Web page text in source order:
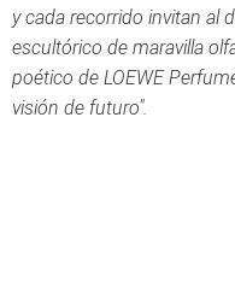
y cada recorrido invitan al
escultórico de maravilla
poético de LOEWE
visión de futuro".